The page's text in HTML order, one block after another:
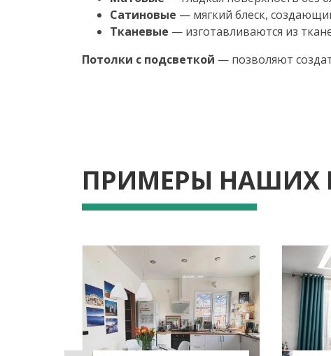
Сатиновые — мягкий блеск,
Тканевые — изготавливаются из
Потолки с подсветкой — позволяют
ПРИМЕРЫ НАШИХ